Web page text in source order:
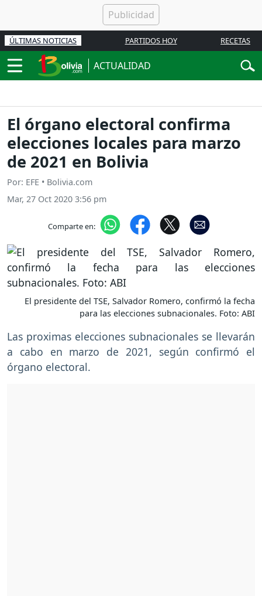
ÚLTIMAS NOTICIAS PARTIDOS HOY RECETAS
ACTUALIDAD
El órgano electoral confirma
elecciones locales para marzo
de 2021 en Bolivia
Por: EFE • Bolivia.com
Mar, 27 Oct 2020 3:56 pm
Comparte en:
El presidente del TSE, Salvador Romero, confirmó la fecha
para las elecciones subnacionales. Foto: ABI
Las proximas elecciones subnacionales se llevarán
a cabo en marzo de 2021, según confirmó el
órgano electoral.